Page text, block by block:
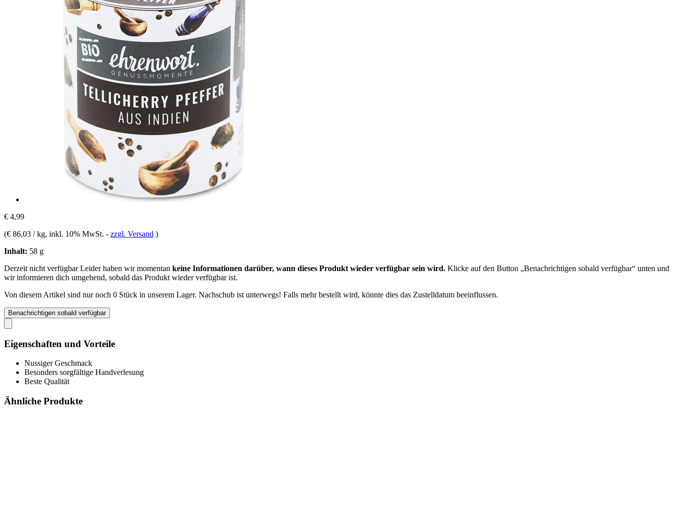
€ 4,99
(€ 86,03 / kg, inkl. 10% MwSt. - zzgl. Versand )
Inhalt: 58 g
Derzeit nicht verfügbarLeider haben wir momentan keine Informationen darüber, wann dieses Produkt wieder verfügbar sein wird. Klicke auf den Button „Benachrichtigen sobald verfügbar“ unten und
wir informieren dich umgehend, sobald das Produkt wieder verfügbar ist.
Von diesem Artikel sind nur noch 0 Stück in unserem Lager. Nachschub ist unterwegs! Falls mehr bestellt wird, könnte dies das Zustelldatum beeinflussen.
Benachrichtigen sobald verfügbar
Eigenschaften und Vorteile
Nussiger Geschmack
Besonders sorgfältige Handverlesung
Beste Qualität
Ähnliche Produkte